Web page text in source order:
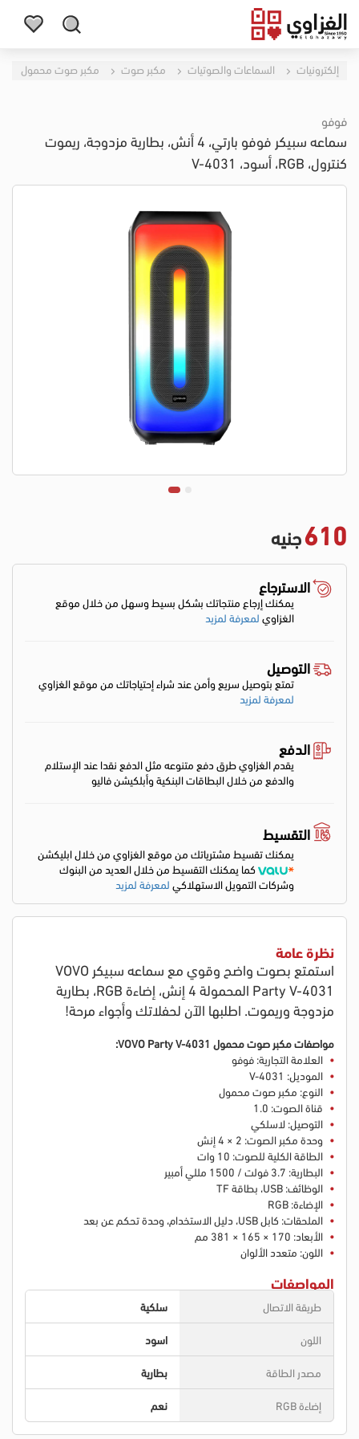
إلكترونيات السماعات والصوتيات مكبر صوت مكبر صوت محمول
فوفو
سماعه سبيكر فوفو بارتي، 4 أنش، بطارية مزدوجة، ريموت
كنترول، RGB، أسود، V-4031
610جنيه
الاسترجاع
يمكنك إرجاع منتجاتك بشكل بسيط وسهل من خلال موقع
الغزاويلمعرفة لمزيد
التوصيل
تمتع بتوصيل سريع وأمن عند شراء إحتياجاتك من موقع الغزاوي
لمعرفة لمزيد
الدفع
يقدم الغزاوي طرق دفع متنوعه مثل الدفع نقدا عند الإستلام
والدفع من خلال البطاقات البنكية وأبلكيشن فاليو
التقسيط
يمكنك تقسيط مشترياتك من موقع الغزاوي من خلال ابليكشن
كما يمكنك التقسيط من خلال العديد من البنوك
وشركات التمويل الاستهلاكيلمعرفة لمزيد
نظرة عامة
استمتع بصوت واضح وقوي مع سماعه سبيكر VOVO
Party V-4031 المحمولة 4 إنش، إضاءة RGB، بطارية
مزدوجة وريموت. اطلبها الآن لحفلاتك وأجواء مرحة!
مواصفات مكبر صوت محمول VOVO Party V-4031:
العلامة التجارية: فوفو
الموديل: V-4031
النوع: مكبر صوت محمول
قناة الصوت: 1.0
التوصيل: لاسلكي
وحدة مكبر الصوت: 2 × 4 إنش
الطاقة الكلية للصوت: 10 وات
البطارية: 3.7 فولت / 1500 مللي أمبير
الوظائف: USB، بطاقة TF
الإضاءة: RGB
الملحقات: كابل USB، دليل الاستخدام، وحدة تحكم عن بعد
الأبعاد: 170 × 165 × 381 مم
اللون: متعدد الألوان
المواصفات
طريقة الاتصال
سلكية
اللون
اسود
مصدر الطاقة
بطارية
إضاءة RGB
نعم